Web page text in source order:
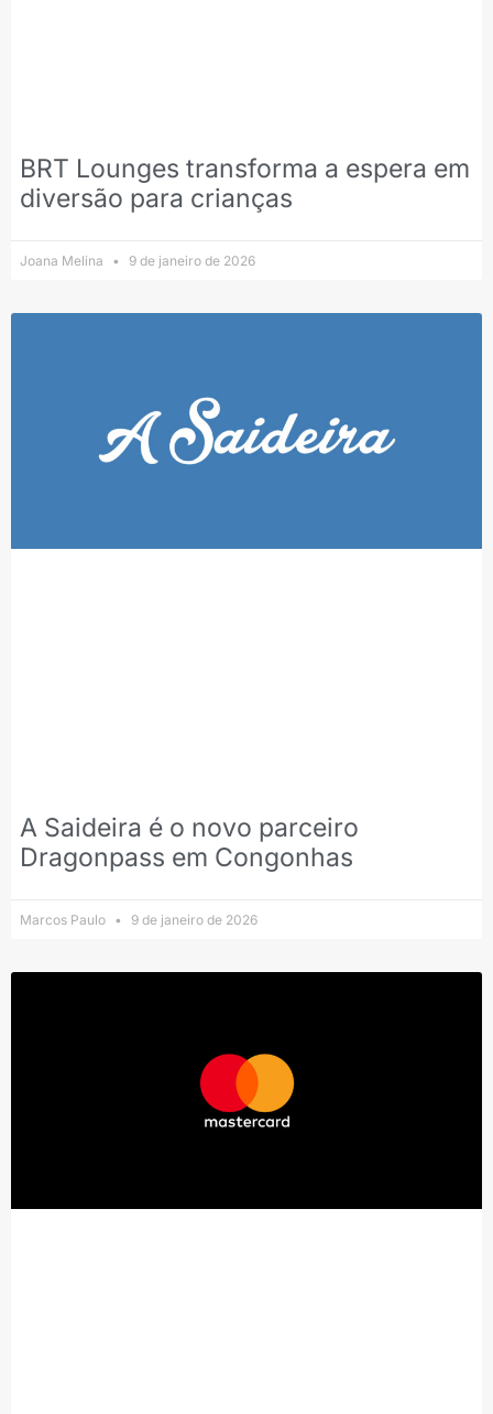
BRT Lounges transforma a espera em
diversão para crianças
Joana Melina 9 de janeiro de 2026
A Saideira é o novo parceiro
Dragonpass em Congonhas
Marcos Paulo 9 de janeiro de 2026